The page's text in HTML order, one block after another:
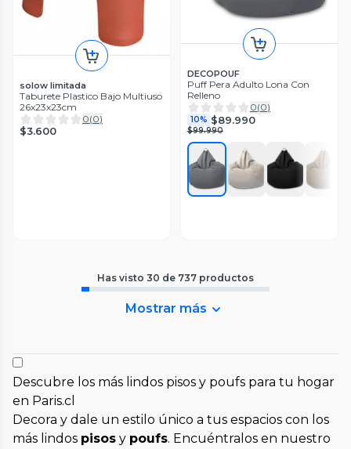
solow limitada
Taburete Plastico Bajo Multiuso
26x23x23cm
0(0)
$3.600
DECOPOUF
Puff Pera Adulto Lona Con
Relleno
0(0)
10% $89.990
$99.990
Has visto 30 de 737 productos
Mostrar más
Descubre los más lindos pisos y poufs para tu hogar
en Paris.cl
Decora y dale un estilo único a tus espacios con los
más lindos pisos y poufs. Encuéntralos en nuestro